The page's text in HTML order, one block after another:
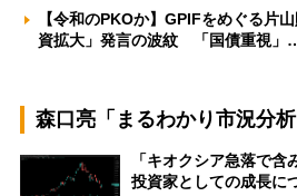
【令和のPKOか】GPIFをめぐる片
資拡大」発言の波紋 「国債重視」
森口亮「まるわかり市況分析
「キオクシア急落で
投資家としての成長